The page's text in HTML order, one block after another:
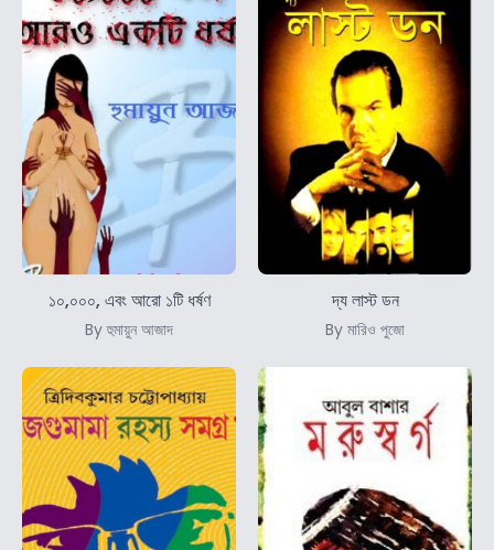
১০,০০০, এবং আরো ১টি ধর্ষণ
By হুমায়ুন আজাদ
দ্য লাস্ট ডন
By মারিও পুজো